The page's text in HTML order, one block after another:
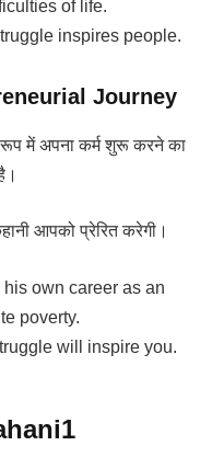
of life.
inspires people.
Journey
रूप में अपना कर्म शुरू करने का
आपको प्रेरित करेगी।
own career as an
poverty.
will inspire you.